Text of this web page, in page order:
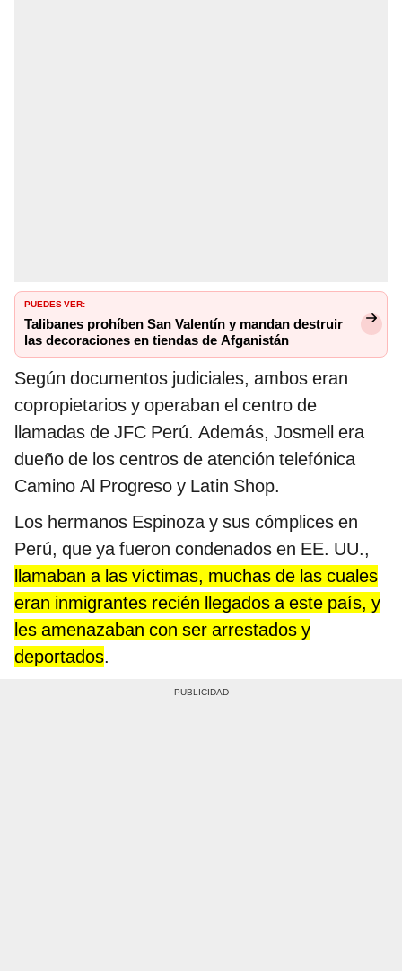
PUEDES VER:
Talibanes prohíben San Valentín y mandan destruir
las decoraciones en tiendas de Afganistán
Según documentos judiciales, ambos eran
copropietarios y operaban el centro de
llamadas de JFC Perú. Además, Josmell era
dueño de los centros de atención telefónica
Camino Al Progreso y Latin Shop.
Los hermanos Espinoza y sus cómplices en
Perú, que ya fueron condenados en EE. UU.,
llamaban a las víctimas, muchas de las cuales
eran inmigrantes recién llegados a este país, y
les amenazaban con ser arrestados y
deportados.